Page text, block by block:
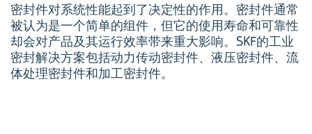
密封件对系统性能起到了决定性的作用。密封件通常
被认为是一个简单的组件，但它的使用寿命和可靠性
却会对产品及其运行效率带来重大影响。SKF的工业
密封解决方案包括动力传动密封件、液压密封件、流
体处理密封件和加工密封件。